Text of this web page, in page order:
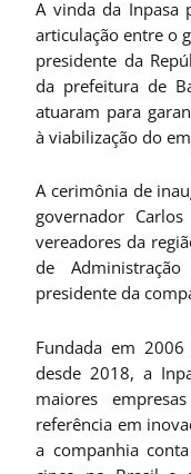
A vinda da Inpasa
articulação entre o
presidente da
da prefeitura de
atuaram para
à viabilização do
A cerimônia de
governador
vereadores da
de
presidente da
Fundada em
desde 2018, a
maiores
referência em
a companhia